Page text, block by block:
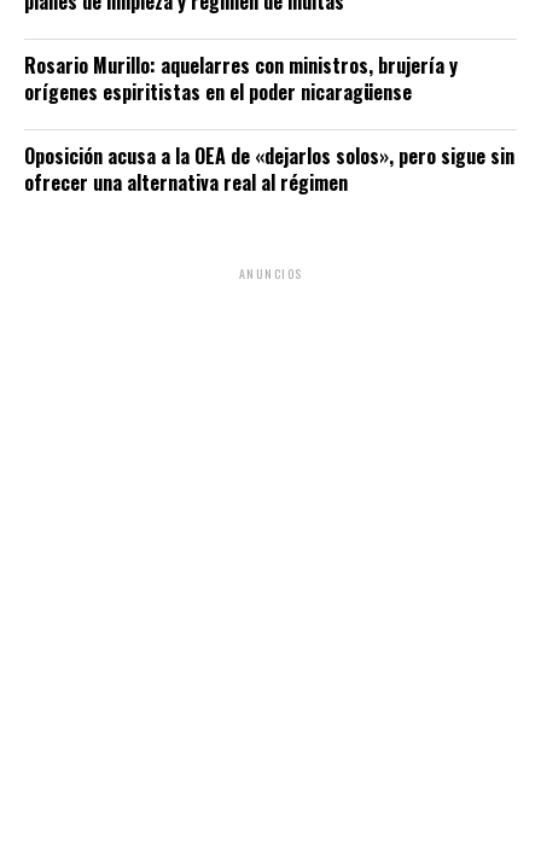
Rosario Murillo: aquelarres con ministros, brujería y
orígenes espiritistas en el poder nicaragüense
Oposición acusa a la OEA de «dejarlos solos», pero sigue sin
ofrecer una alternativa real al régimen
ANUNCIOS